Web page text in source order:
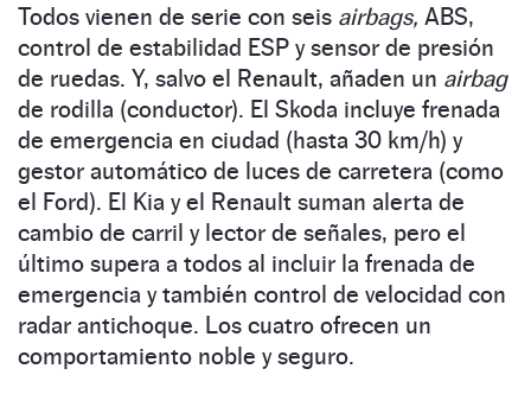
Todos vienen de serie con seis airbags, ABS,
control de estabilidad ESP y sensor de presión
de ruedas. Y, salvo el Renault, añaden un airbag
de rodilla (conductor). El Skoda incluye frenada
de emergencia en ciudad (hasta 30 km/h) y
gestor automático de luces de carretera (como
el Ford). El Kia y el Renault suman alerta de
cambio de carril y lector de señales, pero el
último supera a todos al incluir la frenada de
emergencia y también control de velocidad con
radar antichoque. Los cuatro ofrecen un
comportamiento noble y seguro.